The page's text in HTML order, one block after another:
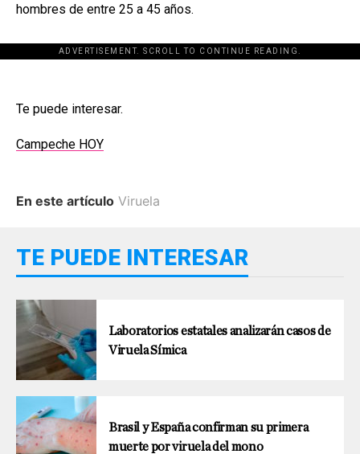
hombres de entre 25 a 45 años.
ADVERTISEMENT. SCROLL TO CONTINUE READING.
Te puede interesar.
Campeche HOY
En este artículo Viruela
TE PUEDE INTERESAR
Laboratorios estatales analizarán casos de
Viruela Símica
Brasil y España confirman su primera
muerte por viruela del mono